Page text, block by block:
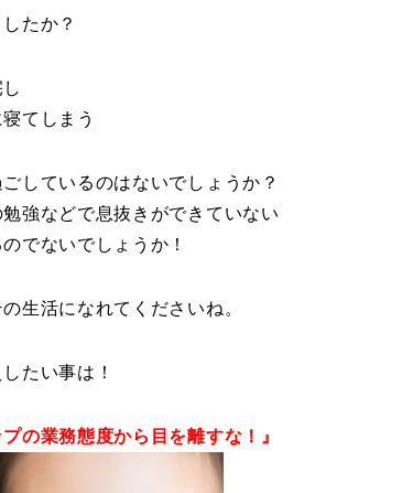
たか？
てしまう
しているのはないでしょうか？
強などで息抜きができていない
でないでしょうか！
生活になれてくださいね。
たい事は！
プの業務態度から目を離すな！』